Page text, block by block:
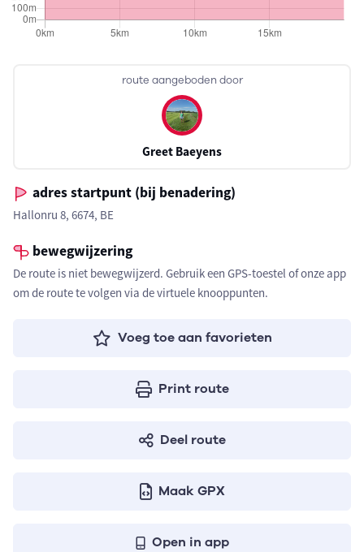
route aangeboden door
Greet Baeyens
adres startpunt (bij benadering)
Hallonru 8, 6674, BE
bewegwijzering
De route is niet bewegwijzerd. Gebruik een GPS-toestel of onze app
om de route te volgen via de virtuele knooppunten.
Voeg toe aan favorieten
Print route
Deel route
Maak GPX
Open in app